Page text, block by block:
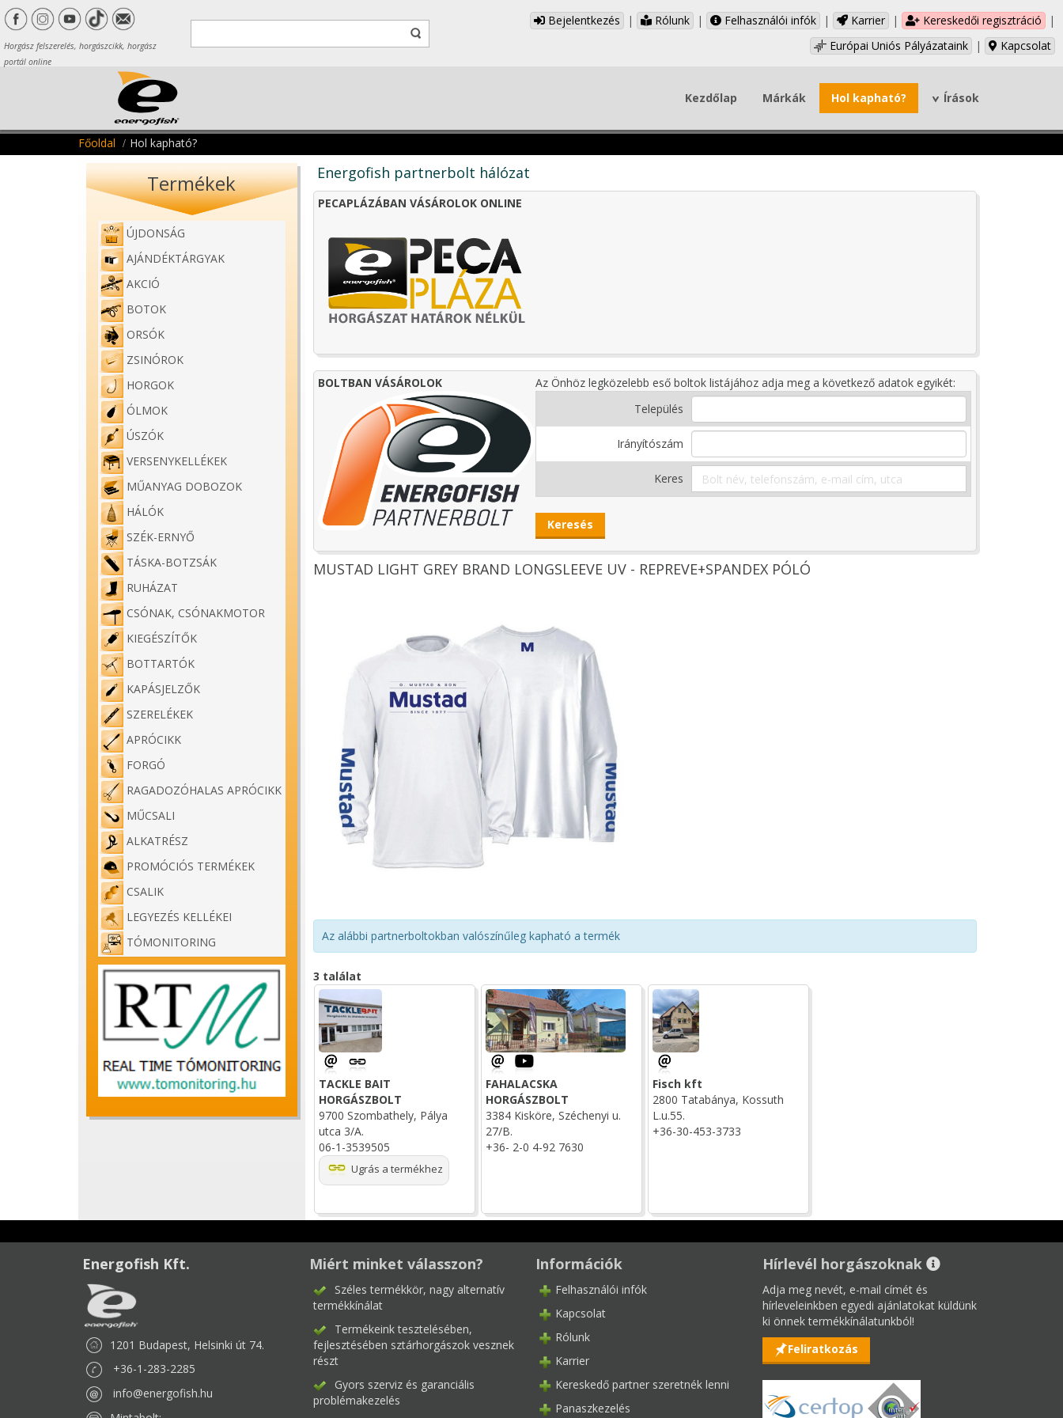
Horgász felszerelés, horgászcikk, horgász
portál online
Bejelentkezés | Rólunk | Felhasználói infók | Karrier | Kereskedői regisztráció
|
Európai Uniós Pályázataink
| Kapcsolat
Kezdőlap Márkák Hol kapható? Írások
Főoldal Hol kapható?
Termékek
ÚJDONSÁG
AJÁNDÉKTÁRGYAK
AKCIÓ
BOTOK
ORSÓK
ZSINÓROK
HORGOK
ÓLMOK
ÚSZÓK
VERSENYKELLÉKEK
MŰANYAG DOBOZOK
HÁLÓK
SZÉK-ERNYŐ
TÁSKA-BOTZSÁK
RUHÁZAT
CSÓNAK, CSÓNAKMOTOR
KIEGÉSZÍTŐK
BOTTARTÓK
KAPÁSJELZŐK
SZERELÉKEK
APRÓCIKK
FORGÓ
RAGADOZÓHALAS APRÓCIKK
MŰCSALI
ALKATRÉSZ
PROMÓCIÓS TERMÉKEK
CSALIK
LEGYEZÉS KELLÉKEI
TÓMONITORING
Energofish partnerbolt hálózat
PECAPLÁZÁBAN VÁSÁROLOK ONLINE
BOLTBAN VÁSÁROLOK
Az Önhöz legközelebb eső boltok listájához adja meg a következő adatok egyikét:
Település
Irányítószám
Keres
MUSTAD LIGHT GREY BRAND LONGSLEEVE UV - REPREVE+SPANDEX PÓLÓ
Az alábbi partnerboltokban valószínűleg kapható a termék
3 találat
TACKLE BAIT
HORGÁSZBOLT
9700 Szombathely, Pálya
utca 3/A.
06-1-3539505
Ugrás a termékhez
FAHALACSKA
HORGÁSZBOLT
3384 Kisköre, Széchenyi u.
27/B.
+36- 2-0 4-92 7630
Fisch kft
2800 Tatabánya, Kossuth
L.u.55.
+36-30-453-3733
Energofish Kft.
1201 Budapest, Helsinki út 74.
+36-1-283-2285
info@energofish.hu
Miért minket válasszon?
Széles termékkör, nagy alternatív
termékkínálat
Termékeink tesztelésében,
fejlesztésében sztárhorgászok vesznek
részt
Gyors szerviz és garanciális
problémakezelés
Információk
Felhasználói infók
Kapcsolat
Rólunk
Karrier
Kereskedő partner szeretnék lenni
Panaszkezelés
Hírlevél horgászoknak
Adja meg nevét, e-mail címét és
hírleveleinkben egyedi ajánlatokat küldünk
ki önnek termékkínálatunkból!
Feliratkozás